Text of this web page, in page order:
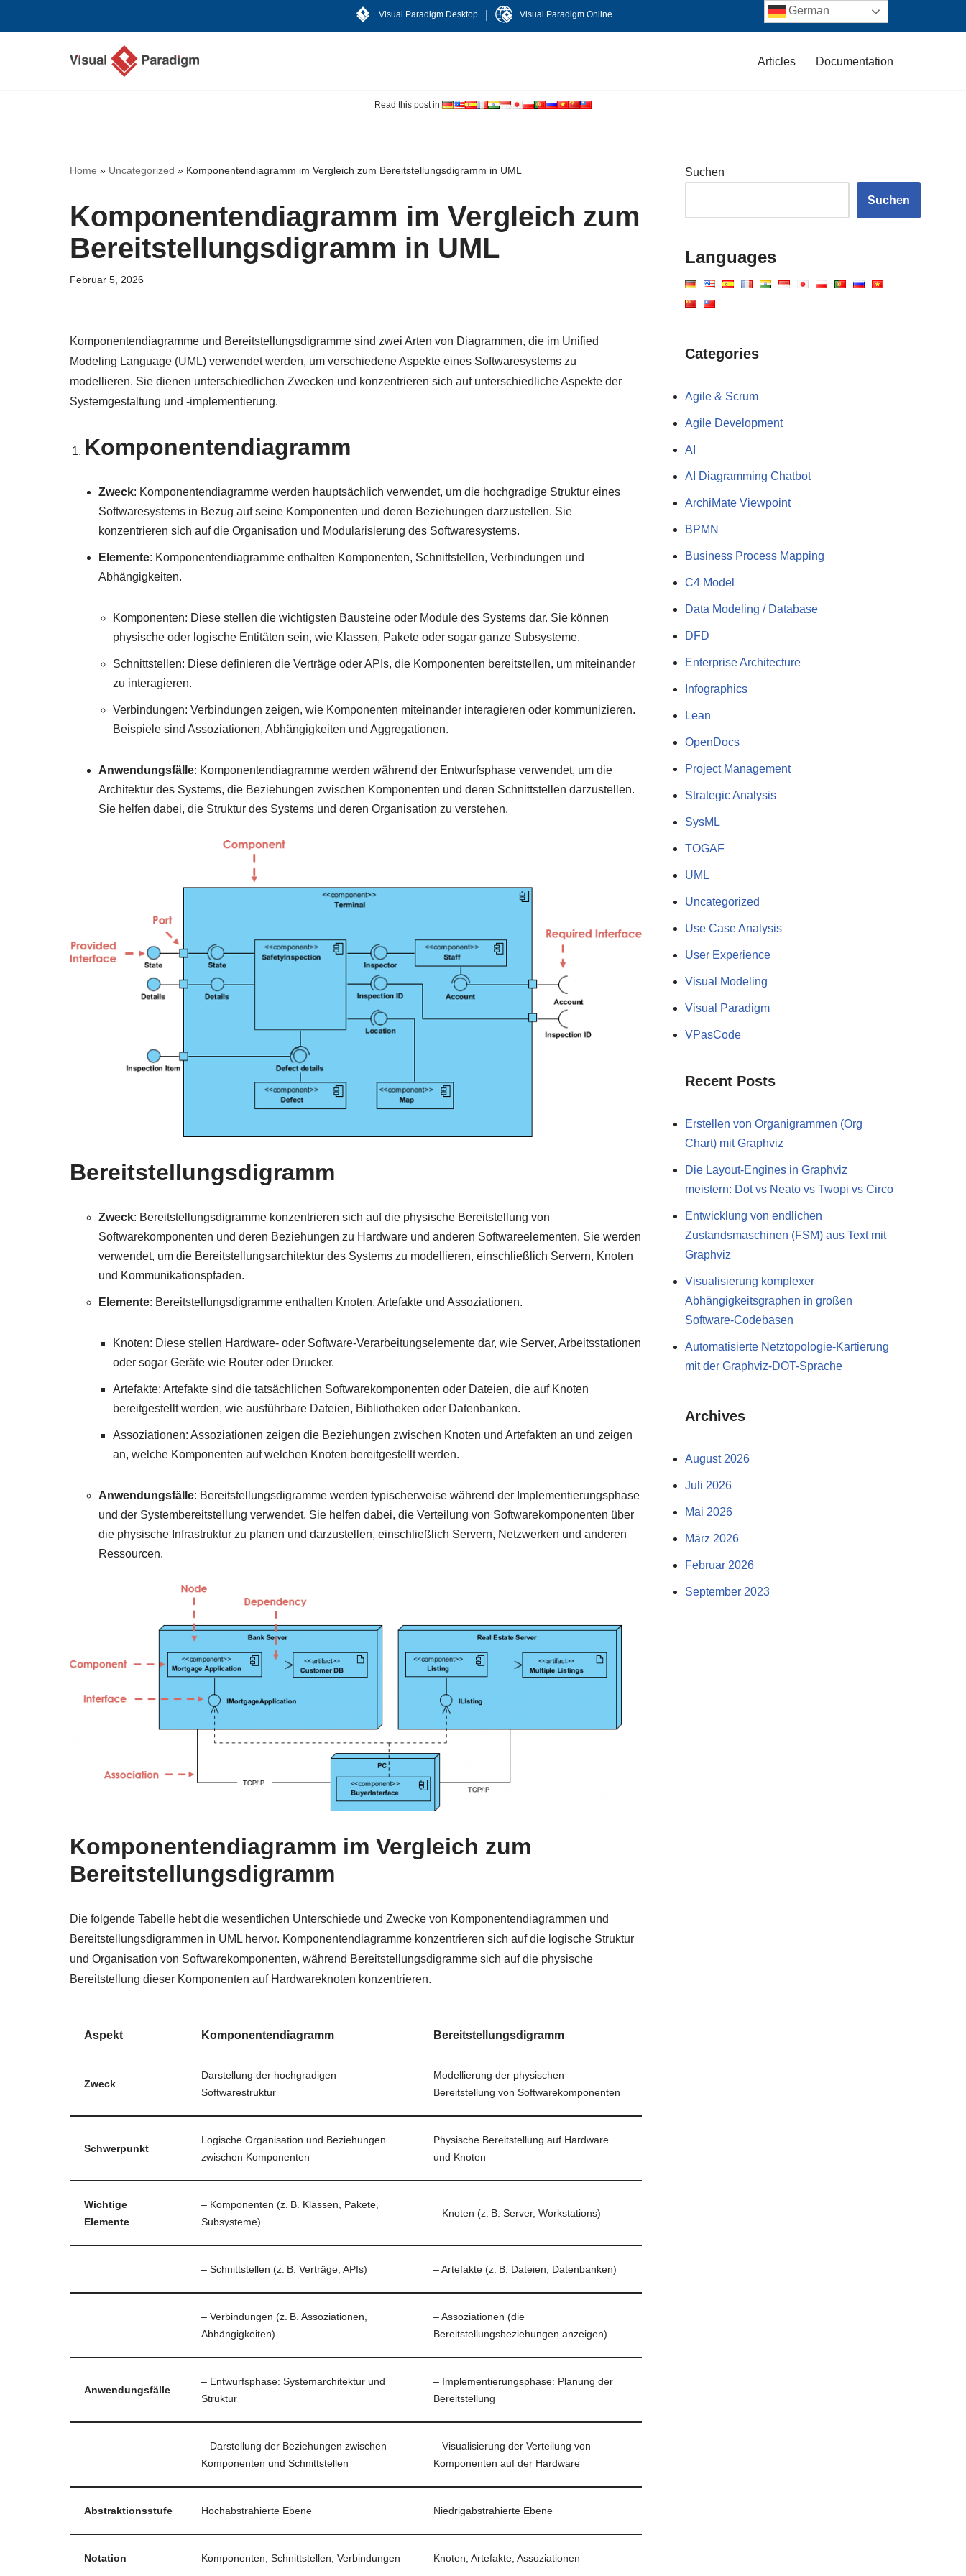
Visual Paradigm Desktop Visual Paradigm Online
Articles Documentation
Read this post in:
Home » Uncategorized » Komponentendiagramm im Vergleich zum Bereitstellungsdigramm in UML
Komponentendiagramm im Vergleich zum
Bereitstellungsdigramm in UML
Februar 5, 2026
Komponentendiagramme und Bereitstellungsdigramme sind zwei Arten von Diagrammen, die im Unified
Modeling Language (UML) verwendet werden, um verschiedene Aspekte eines Softwaresystems zu
modellieren. Sie dienen unterschiedlichen Zwecken und konzentrieren sich auf unterschiedliche Aspekte der
Systemgestaltung und -implementierung.
Komponentendiagramm
Zweck: Komponentendiagramme werden hauptsächlich verwendet, um die hochgradige Struktur eines
Softwaresystems in Bezug auf seine Komponenten und deren Beziehungen darzustellen. Sie
konzentrieren sich auf die Organisation und Modularisierung des Softwaresystems.
Elemente: Komponentendiagramme enthalten Komponenten, Schnittstellen, Verbindungen und
Abhängigkeiten.
Komponenten: Diese stellen die wichtigsten Bausteine oder Module des Systems dar. Sie können
physische oder logische Entitäten sein, wie Klassen, Pakete oder sogar ganze Subsysteme.
Schnittstellen: Diese definieren die Verträge oder APIs, die Komponenten bereitstellen, um miteinander
zu interagieren.
Verbindungen: Verbindungen zeigen, wie Komponenten miteinander interagieren oder kommunizieren.
Beispiele sind Assoziationen, Abhängigkeiten und Aggregationen.
Anwendungsfälle: Komponentendiagramme werden während der Entwurfsphase verwendet, um die
Architektur des Systems, die Beziehungen zwischen Komponenten und deren Schnittstellen darzustellen.
Sie helfen dabei, die Struktur des Systems und deren Organisation zu verstehen.
Bereitstellungsdigramm
Zweck: Bereitstellungsdigramme konzentrieren sich auf die physische Bereitstellung von
Softwarekomponenten und deren Beziehungen zu Hardware und anderen Softwareelementen. Sie werden
verwendet, um die Bereitstellungsarchitektur des Systems zu modellieren, einschließlich Servern, Knoten
und Kommunikationspfaden.
Elemente: Bereitstellungsdigramme enthalten Knoten, Artefakte und Assoziationen.
Knoten: Diese stellen Hardware- oder Software-Verarbeitungselemente dar, wie Server, Arbeitsstationen
oder sogar Geräte wie Router oder Drucker.
Artefakte: Artefakte sind die tatsächlichen Softwarekomponenten oder Dateien, die auf Knoten
bereitgestellt werden, wie ausführbare Dateien, Bibliotheken oder Datenbanken.
Assoziationen: Assoziationen zeigen die Beziehungen zwischen Knoten und Artefakten an und zeigen
an, welche Komponenten auf welchen Knoten bereitgestellt werden.
Anwendungsfälle: Bereitstellungsdigramme werden typischerweise während der Implementierungsphase
und der Systembereitstellung verwendet. Sie helfen dabei, die Verteilung von Softwarekomponenten über
die physische Infrastruktur zu planen und darzustellen, einschließlich Servern, Netzwerken und anderen
Ressourcen.
Komponentendiagramm im Vergleich zum
Bereitstellungsdigramm
Die folgende Tabelle hebt die wesentlichen Unterschiede und Zwecke von Komponentendiagrammen und
Bereitstellungsdigrammen in UML hervor. Komponentendiagramme konzentrieren sich auf die logische Struktur
und Organisation von Softwarekomponenten, während Bereitstellungsdigramme sich auf die physische
Bereitstellung dieser Komponenten auf Hardwareknoten konzentrieren.
Aspekt Komponentendiagramm Bereitstellungsdigramm
Zweck
Darstellung der hochgradigen
Softwarestruktur
Modellierung der physischen
Bereitstellung von Softwarekomponenten
Schwerpunkt
Logische Organisation und Beziehungen
zwischen Komponenten
Physische Bereitstellung auf Hardware
und Knoten
Wichtige
Elemente
– Komponenten (z. B. Klassen, Pakete,
Subsysteme)
– Knoten (z. B. Server, Workstations)
– Schnittstellen (z. B. Verträge, APIs) – Artefakte (z. B. Dateien, Datenbanken)
– Verbindungen (z. B. Assoziationen,
Abhängigkeiten)
– Assoziationen (die
Bereitstellungsbeziehungen anzeigen)
Anwendungsfälle
– Entwurfsphase: Systemarchitektur und
Struktur
– Implementierungsphase: Planung der
Bereitstellung
– Darstellung der Beziehungen zwischen
Komponenten und Schnittstellen
– Visualisierung der Verteilung von
Komponenten auf der Hardware
Abstraktionsstufe Hochabstrahierte Ebene Niedrigabstrahierte Ebene
Notation Komponenten, Schnittstellen, Verbindungen Knoten, Artefakte, Assoziationen
Suchen
Suchen
Languages
Categories
Agile & Scrum
Agile Development
AI
AI Diagramming Chatbot
ArchiMate Viewpoint
BPMN
Business Process Mapping
C4 Model
Data Modeling / Database
DFD
Enterprise Architecture
Infographics
Lean
OpenDocs
Project Management
Strategic Analysis
SysML
TOGAF
UML
Uncategorized
Use Case Analysis
User Experience
Visual Modeling
Visual Paradigm
VPasCode
Recent Posts
Erstellen von Organigrammen (Org
Chart) mit Graphviz
Die Layout-Engines in Graphviz
meistern: Dot vs Neato vs Twopi vs Circo
Entwicklung von endlichen
Zustandsmaschinen (FSM) aus Text mit
Graphviz
Visualisierung komplexer
Abhängigkeitsgraphen in großen
Software-Codebasen
Automatisierte Netztopologie-Kartierung
mit der Graphviz-DOT-Sprache
Archives
August 2026
Juli 2026
Mai 2026
März 2026
Februar 2026
September 2023
German